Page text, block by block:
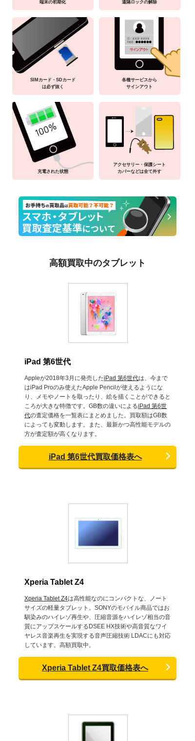
端末の初期化 遠隔ロックの解除
SIMカード・SDカード
は必ず抜く
各種サービスから
サインアウト
充電された状態
アクセサリー・保護シート
カバーなどは全て外す
高額買取中のタブレット
iPad 第6世代
Appleが2018年3月に発売したiPad 第6世代は、今まで
はiPad Proのみ使えたApple Pencilが使えるようにな
り、メモやノートを取ったり、絵を描くことができると
ころが大きな特徴です。GB数の違いによるiPad 第6世
代の査定価格を一覧表にまとめました。買取額はGB数
によっても変動します。また、最新かつ高性能モデルの
方が査定額が高くなります。
iPad 第6世代買取価格表へ
Xperia Tablet Z4
Xperia Tablet Z4は高性能なのにコンパクトな、ノート
サイズの軽量タブレット。SONYのモバイル商品ではお
馴染みのハイレゾ再生や、圧縮音源をハイレゾ相当の音
質にアップスケールするDSEE HX技術や高音質なワイ
ヤレス音楽再生を実現する音声圧縮技術 LDACにも対応
しています。高額買取中。
Xperia Tablet Z4買取価格表へ